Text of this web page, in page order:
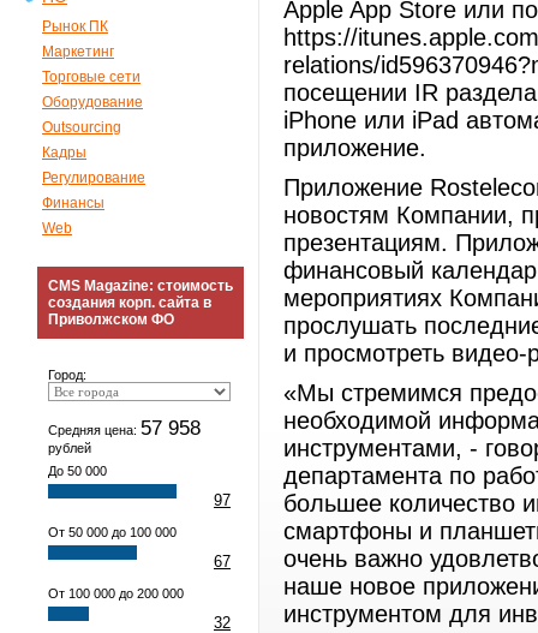
Рынок ПК
Маркетинг
Торговые сети
Оборудование
Outsourcing
Кадры
Регулирование
Финансы
Web
CMS Magazine: стоимость
создания корп. сайта в
Приволжском ФО
Город:
Средняя цена: 57 958
рублей
До 50 000
97
От 50 000 до 100 000
67
От 100 000 до 200 000
32
Apple App Store или
https://
relations/
посещении IR
iPhone или iPad
приложение.
Приложение
новостям Компании,
презентациям.
финансовый
мероприятиях
прослушать
и просмотреть видео-
«Мы стремимся
необходимой
инструментами, -
департамента по
большее количество
смартфоны и
очень важно
наше новое
инструментом для